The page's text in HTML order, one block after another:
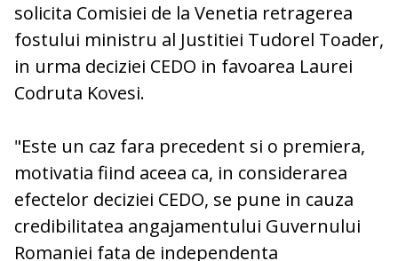
solicita Comisiei de la Venetia retragerea
fostului ministru al Justitiei Tudorel Toader,
in urma deciziei CEDO in favoarea Laurei
Codruta Kovesi.
"Este un caz fara precedent si o premiera,
motivatia fiind aceea ca, in considerarea
efectelor deciziei CEDO, se pune in cauza
credibilitatea angajamentului Guvernului
Romaniei fata de independenta